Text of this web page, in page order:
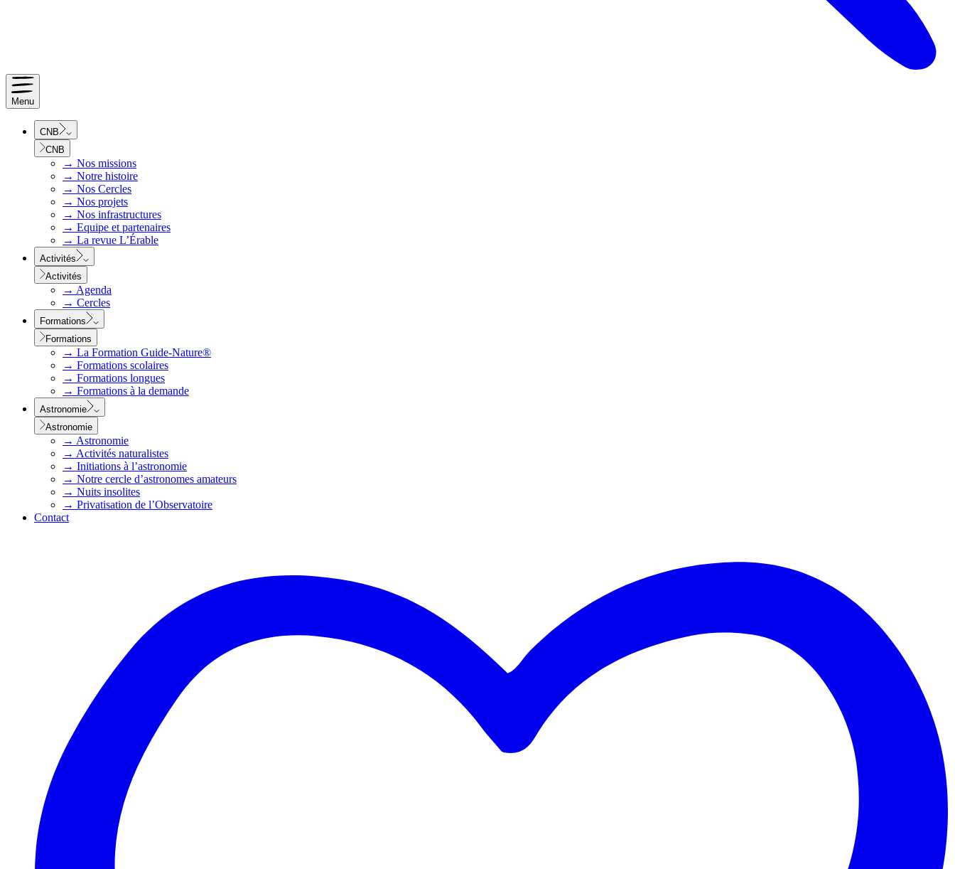
Menu
CNB
CNB
→ Nos missions
→ Notre histoire
→ Nos Cercles
→ Nos projets
→ Nos infrastructures
→ Equipe et partenaires
→ La revue L’Érable
Activités
Activités
→ Agenda
→ Cercles
Formations
Formations
→ La Formation Guide-Nature®
→ Formations scolaires
→ Formations longues
→ Formations à la demande
Astronomie
Astronomie
→ Astronomie
→ Activités naturalistes
→ Initiations à l’astronomie
→ Notre cercle d’astronomes amateurs
→ Nuits insolites
→ Privatisation de l’Observatoire
Contact